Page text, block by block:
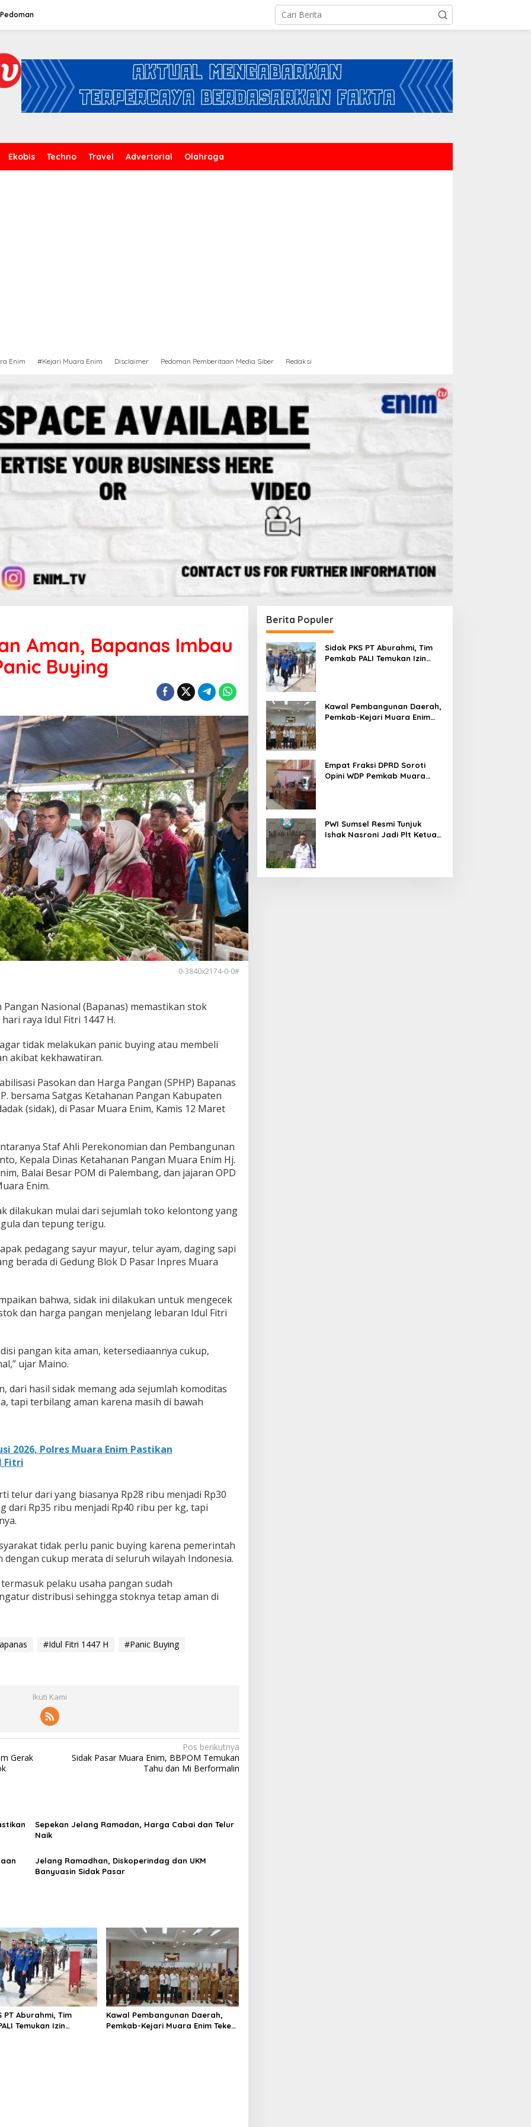
Pedoman
Ekobis Techno Travel Advertorial Olahraga
Enim #Kejari Muara Enim Disclaimer Pedoman Pemberitaan Media Siber Redaksi
Aman, Bapanas Imbau
Buying
0-3840x2174-0-0#
Pangan Nasional (Bapanas) memastikan stok
raya Idul Fitri 1447 H.
tidak melakukan panic buying atau membeli
akibat kekhawatiran.
Pasokan dan Harga Pangan (SPHP) Bapanas
bersama Satgas Ketahanan Pangan Kabupaten
(sidak), di Pasar Muara Enim, Kamis 12 Maret
Staf Ahli Perekonomian dan Pembangunan
Kepala Dinas Ketahanan Pangan Muara Enim Hj.
Balai Besar POM di Palembang, dan jajaran OPD
Enim.
dilakukan mulai dari sejumlah toko kelontong yang
dan tepung terigu.
pedagang sayur mayur, telur ayam, daging sapi
berada di Gedung Blok D Pasar Inpres Muara
bahwa, sidak ini dilakukan untuk mengecek
dan harga pangan menjelang lebaran Idul Fitri
pangan kita aman, ketersediaannya cukup,
ujar Maino.
dari hasil sidak memang ada sejumlah komoditas
tapi terbilang aman karena masih di bawah
2026, Polres Muara Enim Pastikan
Fitri
telur dari yang biasanya Rp28 ribu menjadi Rp30
dari Rp35 ribu menjadi Rp40 ribu per kg, tapi
tidak perlu panic buying karena pemerintah
cukup merata di seluruh wilayah Indonesia.
pelaku usaha pangan sudah
distribusi sehingga stoknya tetap aman di
#Idul Fitri 1447 H
#Panic Buying
Ikuti Kami
Gerak
Pos berikutnya
Sidak Pasar Muara Enim, BBPOM Temukan
Tahu dan Mi Berformalin
Sepekan Jelang Ramadan, Harga Cabai dan Telur
Naik
Jelang Ramadhan, Diskoperindag dan UKM
Banyuasin Sidak Pasar
PT Aburahmi, Tim
Temukan Izin
Kawal Pembangunan Daerah,
Pemkab-Kejari Muara Enim Teken
Berita Populer
Sidak PKS PT Aburahmi, Tim
Pemkab PALI Temukan Izin
Kawal Pembangunan Daerah,
Pemkab-Kejari Muara Enim
Empat Fraksi DPRD Soroti
Opini WDP Pemkab Muara
PWI Sumsel Resmi Tunjuk
Ishak Nasroni Jadi Plt Ketua